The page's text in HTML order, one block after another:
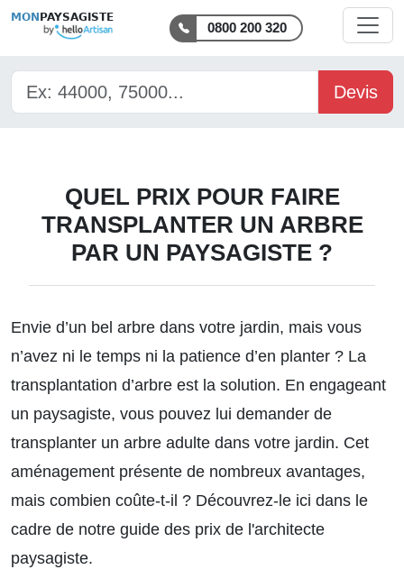
MON PAYSAGISTE
0800 200 320
Devis
QUEL PRIX POUR FAIRE
TRANSPLANTER UN ARBRE
PAR UN PAYSAGISTE ?
Envie d’un bel arbre dans votre jardin, mais vous
n’avez ni le temps ni la patience d’en planter ? La
transplantation d’arbre est la solution. En engageant
un paysagiste, vous pouvez lui demander de
transplanter un arbre adulte dans votre jardin. Cet
aménagement présente de nombreux avantages,
mais combien coûte-t-il ? Découvrez-le ici dans le
cadre de notre guide des prix de l'architecte
paysagiste.